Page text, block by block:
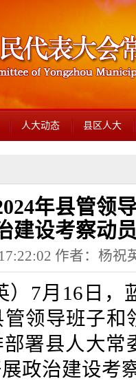
人大动态 县区人大
年县管领
建设考察动
作者：杨祝
）7月16日
管领导班子和
署县人大常
政治建设考